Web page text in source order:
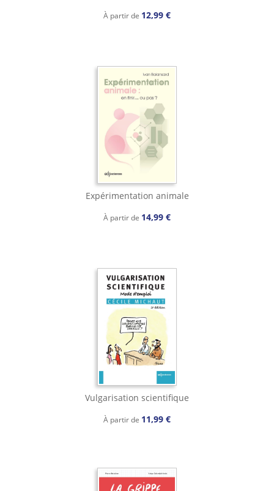
À partir de 12,99 €
Expérimentation animale
À partir de 14,99 €
Vulgarisation scientifique
À partir de 11,99 €